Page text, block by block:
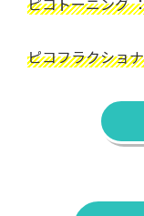
ピコフラクショ